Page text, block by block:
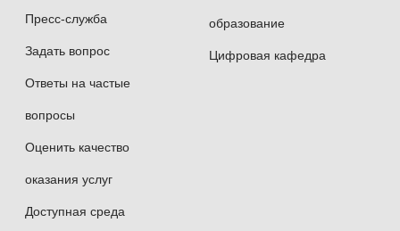
Пресс-служба
Задать вопрос
Ответы на частые
вопросы
Оценить качество
оказания услуг
Доступная среда
образование
Цифровая кафедра